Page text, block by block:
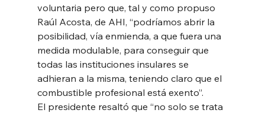
voluntaria pero que, tal y como propuso
Raúl Acosta, de AHI, “podríamos abrir la
posibilidad, vía enmienda, a que fuera una
medida modulable, para conseguir que
todas las instituciones insulares se
adhieran a la misma, teniendo claro que el
combustible profesional está exento”.
El presidente resaltó que “no solo se trata